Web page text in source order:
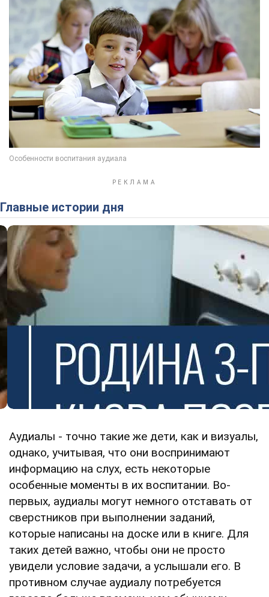
Главные истории дня
Аудиалы - точно такие же дети, как и визуалы,
однако, учитывая, что они воспринимают
информацию на слух, есть некоторые
особенные моменты в их воспитании. Во-
первых, аудиалы могут немного отставать от
сверстников при выполнении заданий,
которые написаны на доске или в книге. Для
таких детей важно, чтобы они не просто
увидели условие задачи, а услышали его. В
противном случае аудиалу потребуется